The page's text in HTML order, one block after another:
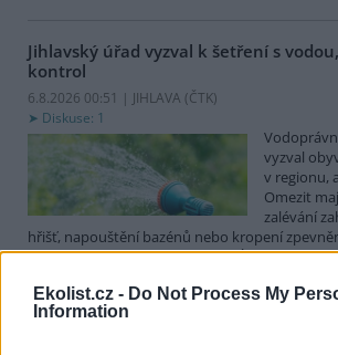
Ekolist.cz - Do Not Process My
Information
Jihlavský úřad vyzval k šetření s
kontrol
6.8.2026 00:51 | JIHLAVA (ČTK)
Diskuse: 1
vyzval
v regionu,
Omezit
zalévání
hřišť, napouštění bazénů nebo kropení
mluvčí radnice Radovan Daněk. Úřad podle něj
kontrolovat povolené odběry. Výzva k šetření
všechny obce spadající pod Jihlavu jako obec s
působností.